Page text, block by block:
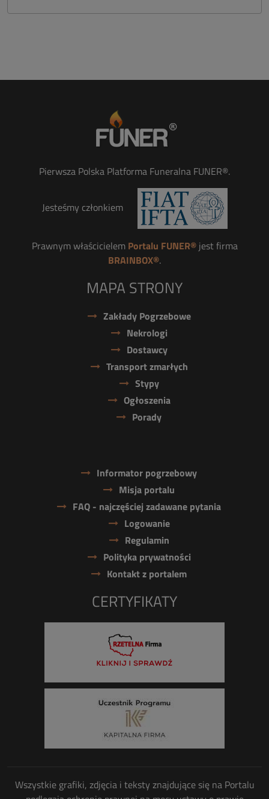
Pierwsza Polska Platforma Funeralna FUNER®.
Jesteśmy członkiem
Prawnym właścicielem Portalu FUNER®jest firma
BRAINBOX®.
MAPA STRONY
Zakłady Pogrzebowe
Nekrologi
Dostawcy
Transport zmarłych
Stypy
Ogłoszenia
Porady
Informator pogrzebowy
Misja portalu
FAQ - najczęściej zadawane pytania
Logowanie
Regulamin
Polityka prywatności
Kontakt z portalem
CERTYFIKATY
Wszystkie grafiki, zdjęcia i teksty znajdujące się na Portalu